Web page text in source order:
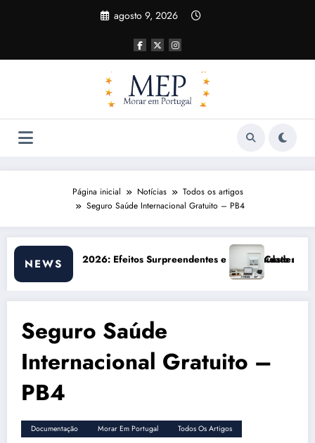
agosto 9, 2026
Página inicial Notícias
Todos os artigos
Seguro Saúde Internacional Gratuito – PB4
NEWSe OportunidadesCusto de vida em Portugal 2026: impactos reais e
Seguro Saúde
Internacional Gratuito –
PB4
Documentação Morar Em Portugal Todos Os Artigos